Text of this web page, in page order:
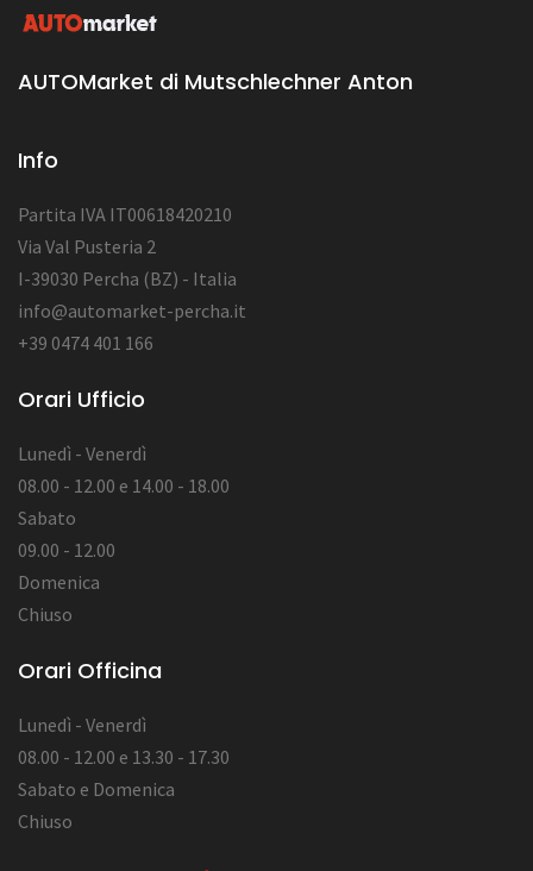
AUTOMarket di Mutschlechner Anton
Info
Partita IVA IT00618420210
Via Val Pusteria 2
I-39030 Percha (BZ) - Italia
info@automarket-percha.it
+39 0474 401 166
Orari Ufficio
Lunedì - Venerdì
08.00 - 12.00 e 14.00 - 18.00
Sabato
09.00 - 12.00
Domenica
Chiuso
Orari Officina
Lunedì - Venerdì
08.00 - 12.00 e 13.30 - 17.30
Sabato e Domenica
Chiuso